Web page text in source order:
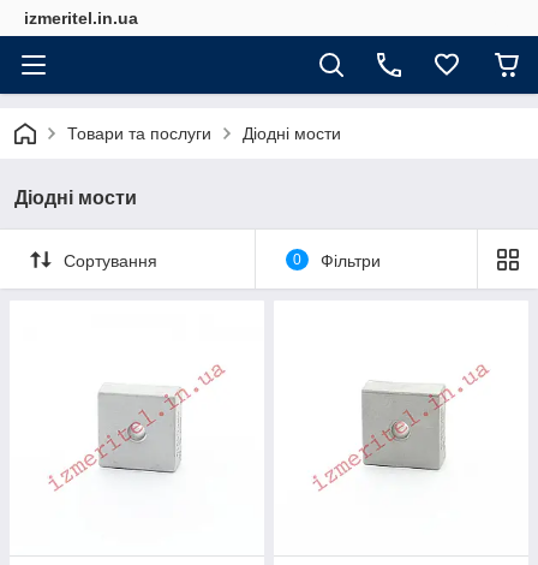
izmeritel.in.ua
Товари та послуги Діодні мости
Діодні мости
Сортування 0 Фільтри